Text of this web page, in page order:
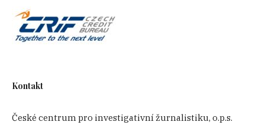
Kontakt
České centrum pro investigativní žurnalistiku, o.p.s.